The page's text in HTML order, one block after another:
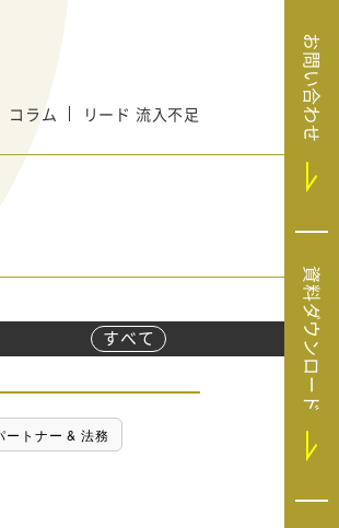
ルテクノロジー
システムエンジニア
応迅速化｜フリーウ
コラム リード 流入不足
すべて
ートナー & 法務
お問い合わせ
資料ダウンロード